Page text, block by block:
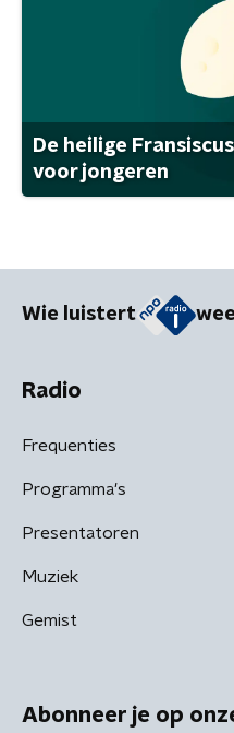
De heilige
voor jongeren
Wie luistert
Radio
Frequenties
Programma's
Presentatoren
Muziek
Gemist
Abonneer je op